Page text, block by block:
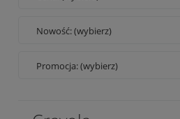
Nowość: (wybierz)
Promocja: (wybierz)